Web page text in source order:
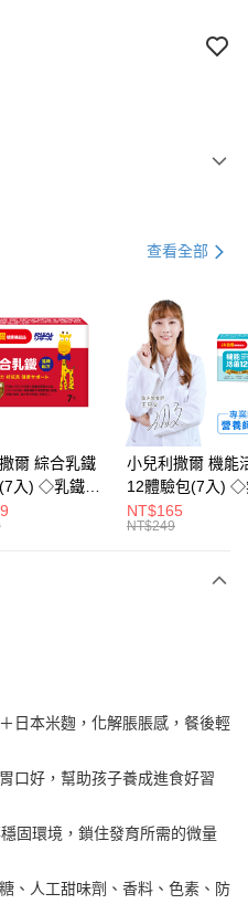
用戶可立即使用無須另外申請。
數、繳款截止日，確認付款後即完
依後續交易確認頁面所載為準。
或遇審核未通過，訂單將自動取
分期」於每月結算日後寄送繳費提
商條碼／台灣大直營門市／銀行轉
繳費。
付款」的支付方式。 讓您購物簡單
需儲值。
即可結帳。
。
」後，將跳轉至「AFTEE先享後付」
知簡訊。
免運費
查看全部
爾 綜合乳鐵
入) ◇乳鐵蛋
蛋白+DHA藻
大豆卵磷脂 成
小兒利撒爾 機能
12體驗包(7入) ◇
糖添加◇
NT$165
NT$249
日本米麴，化解脹脹感，餐後輕
口好，幫助孩子養成進食好習
固環境，鎖住發育所需的微量
、人工甜味劑、香料、色素、防